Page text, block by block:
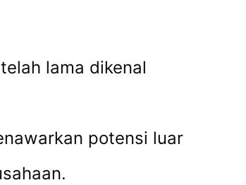
lama dikenal
potensi luar